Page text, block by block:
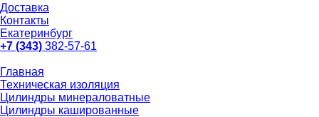
Доставка
Контакты
Екатеринбург
+7 (343) 382-57-61
Главная
Техническая изоляция
Цилиндры минераловатные
Цилиндры кашированные